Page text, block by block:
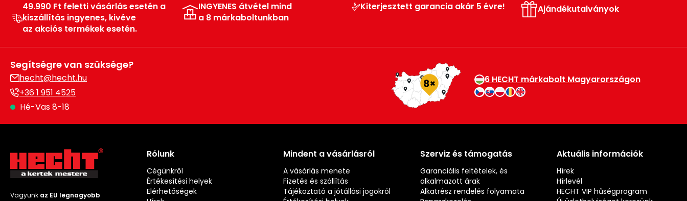
49.990 Ft feletti vásárlás esetén a
kiszállítás ingyenes, kivéve
az akciós termékek esetén.
INGYENES átvétel mind
a 8 márkaboltunkban
Kiterjesztett garancia akár 5 évre! Ajándékutalványok
Segítségre van szüksége?
hecht@hecht.hu
+36 1 951 4525
Hé-Vas 8-18
6 HECHT márkabolt Magyarországon
Vagyunk az EU legnagyobb
Rólunk
Cégünkről
Értékesítési helyek
Elérhetőségek
Mindent a vásárlásról
A vásárlás menete
Fizetés és szállítás
Tájékoztató a jótállási jogokról
Szerviz és támogatás
Garanciális feltételek, és
alkalmazott árak
Alkatrész rendelés folyamata
Aktuális információk
Hírek
Hírlevél
HECHT VIP hűségprogram